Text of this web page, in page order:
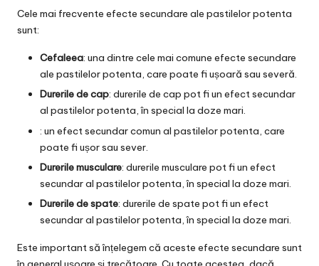
Cele mai frecvente efecte secundare ale pastilelor potenta
sunt:
Cefaleea: una dintre cele mai comune efecte secundare
ale pastilelor potenta, care poate fi ușoară sau severă.
Durerile de cap: durerile de cap pot fi un efect secundar
al pastilelor potenta, în special la doze mari.
: un efect secundar comun al pastilelor potenta, care
poate fi ușor sau sever.
Durerile musculare: durerile musculare pot fi un efect
secundar al pastilelor potenta, în special la doze mari.
Durerile de spate: durerile de spate pot fi un efect
secundar al pastilelor potenta, în special la doze mari.
Este important să înțelegem că aceste efecte secundare sunt